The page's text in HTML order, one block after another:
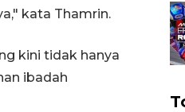
kata Thamrin.
kini tidak hanya
ibadah